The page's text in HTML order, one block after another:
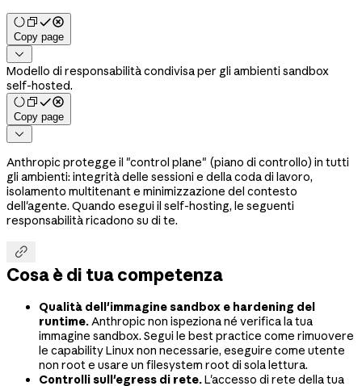
Copy page

Modello di responsabilità condivisa per gli ambienti sandbox
self-hosted.
Copy page

Anthropic protegge il "control plane" (piano di controllo) in tutti
gli ambienti: integrità delle sessioni e della coda di lavoro,
isolamento multitenant e minimizzazione del contesto
dell'agente. Quando esegui il self-hosting, le seguenti
responsabilità ricadono su di te.

Cosa è di tua competenza
Qualità dell'immagine sandbox e hardening del
runtime.Anthropic non ispeziona né verifica la tua
immagine sandbox. Segui le best practice come rimuovere
le capability Linux non necessarie, eseguire come utente
non root e usare un filesystem root di sola lettura.
Controlli sull'egress di rete.L'accesso di rete della tua